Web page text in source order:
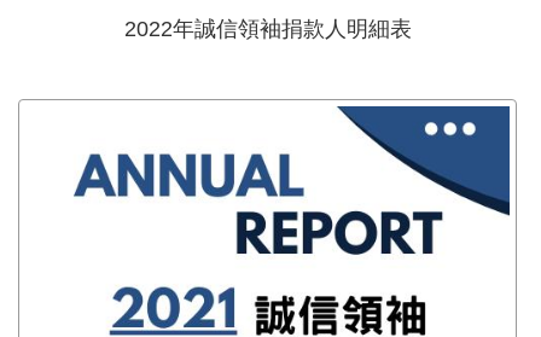
2022年誠信領袖捐款人明細表